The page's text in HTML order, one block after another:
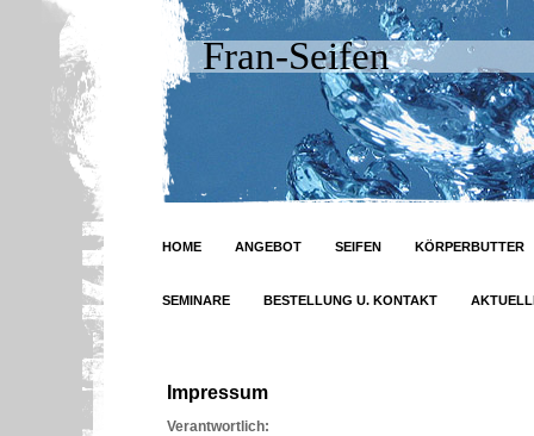
Fran-Seifen
HOME ANGEBOT SEIFEN KÖRPERBUTTER
SEMINARE BESTELLUNG U. KONTAKT
Impressum
Verantwortlich: